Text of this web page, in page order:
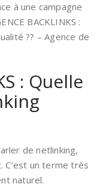
à une campagne
BACKLINKS :
?? – Agence de
: Quelle
de netlinking,
C’est un terme très
naturel.